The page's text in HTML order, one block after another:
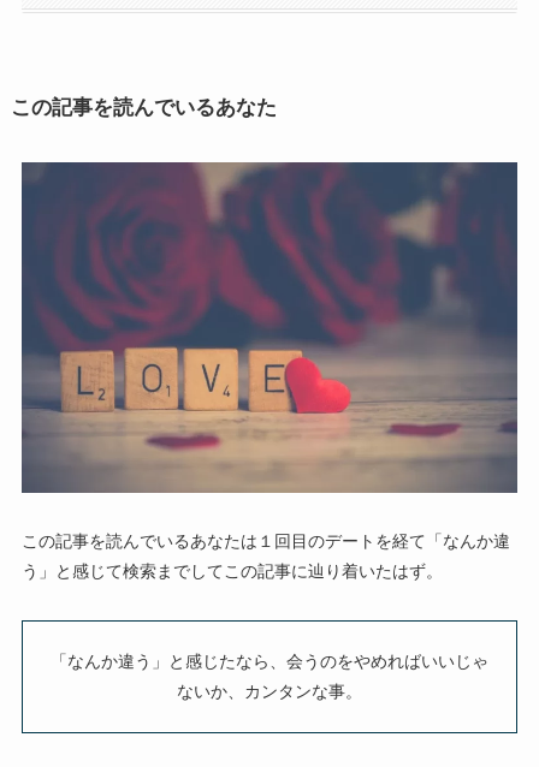
この記事を読んでいるあなた
この記事を読んでいるあなたは１回目のデートを経て「なんか違
う」と感じて検索までしてこの記事に辿り着いたはず。
「なんか違う」と感じたなら、会うのをやめればいいじゃ
ないか、カンタンな事。